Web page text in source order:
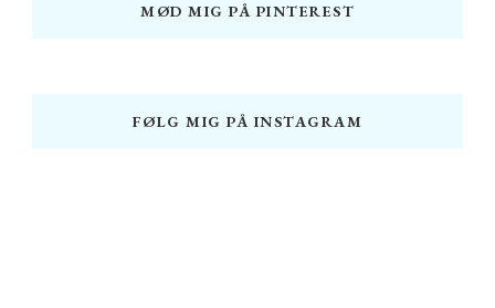
MØD MIG PÅ PINTEREST
FØLG MIG PÅ INSTAGRAM